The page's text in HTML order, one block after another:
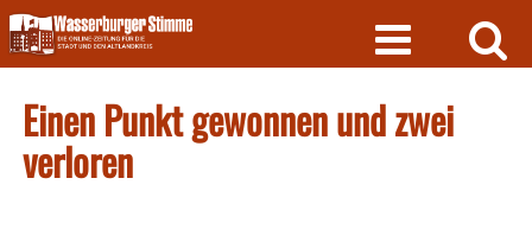
Skip
to
content
Einen Punkt gewonnen und zwei
verloren